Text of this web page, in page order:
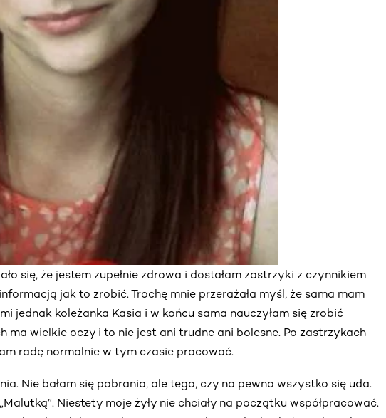
się, że jestem zupełnie zdrowa i dostałam zastrzyki z czynnikiem
jak to zrobić. Trochę mnie przerażała myśl, że sama mam
jednak koleżanka Kasia i w końcu sama nauczyłam się zrobić
ma wielkie oczy i to nie jest ani trudne ani bolesne. Po zastrzykach
radę normalnie w tym czasie pracować.
Nie bałam się pobrania, ale tego, czy na pewno wszystko się uda.
Niestety moje żyły nie chciały na początku współpracować.